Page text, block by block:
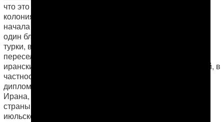
что это не так. Иностранцы сидят практически во всех
колониях страны и даже тут в «Овадан-Депе». Еще до
начала нынешнего этапирования их всех переселили в
один блок №8 (камеры №№119 по 122). В одной сидят
турки, в двух иранцы и в последней камере афганцы. А
переселению предшествовал бунт, который подняли
иранские граждане, протестуя против ужасных условий, в
частности, питания. В тюрьму тогда приезжал их
дипломат. Всего в Туркменистане, по данным МИД
Ирана, отбывают наказание
страны. Эти цифры приведены до последнего,
июльского, помилования.